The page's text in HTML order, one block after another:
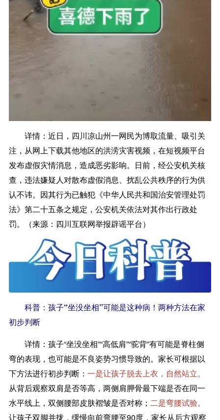
详情： 近日，四川凉山州一网民为博取流量、吸引关
注，从网上下载其他地区的洪涝灾害视频，在短视频平台
发布虚假灾情消息，造成恶劣影响。日前，经公安机关核
查，违法嫌疑人对散布虚假消息、扰乱公共秩序的行为供
认不讳。因其行为已触犯《中华人民共和国治安管理处罚
法》第二十五条之规定，公安机关依法对其作出行政处
罚。（来源：四川互联网举报辟谣平台）
科普：孩子“坐没坐相”可能是这种病！两种方法在家
初步判断
详情： 孩子“坐没坐相”“高低肩”“驼背”有可能是脊柱侧
弯的表现，也可能是不良姿势习惯导致的。家长可根据以
下方法进行初步判断： 一是让孩子脱去上衣，自然站立。
从背后观察双肩是否等高，两侧肩胛骨最下端是否在同一
水平线上，双侧腰部皮肤褶皱是否对称； 二是弯腰试验。
让孩子双脚并拢，缓慢向前弯腰至90度，家长从后方观察